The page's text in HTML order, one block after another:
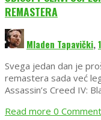
REMASTERA
Mladen Tapavički,
Svega jedan dan je
remastera sada već
Assassin’s Creed IV:
Read more 0